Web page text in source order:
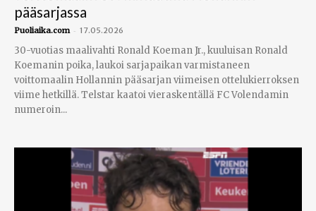
pääsarjassa
Puoliaika.com - 17.05.2026
30-vuotias maalivahti Ronald Koeman Jr., kuuluisan Ronald
Koemanin poika, laukoi sarjapaikan varmistaneen
voittomaalin Hollannin pääsarjan viimeisen ottelukierroksen
viime hetkillä. Telstar kaatoi vieraskentällä FC Volendamin
numeroin...